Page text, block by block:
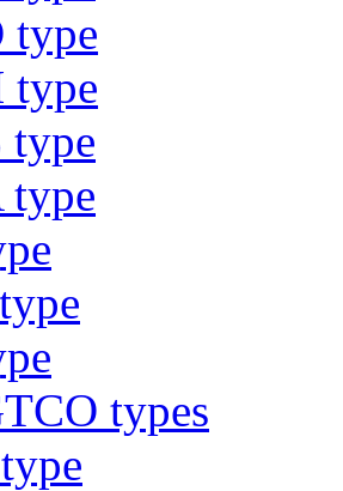
type
type
type
type
types